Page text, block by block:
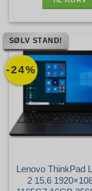
-24%
SØLV STAND!
Lenovo ThinkPad
2 15.6